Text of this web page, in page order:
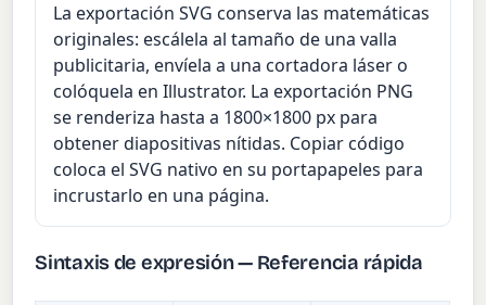
La exportación SVG conserva las matemáticas
originales: escálela al tamaño de una valla
publicitaria, envíela a una cortadora láser o
colóquela en Illustrator. La exportación PNG
se renderiza hasta a 1800×1800 px para
obtener diapositivas nítidas. Copiar código
coloca el SVG nativo en su portapapeles para
incrustarlo en una página.
Sintaxis de expresión — Referencia rápida